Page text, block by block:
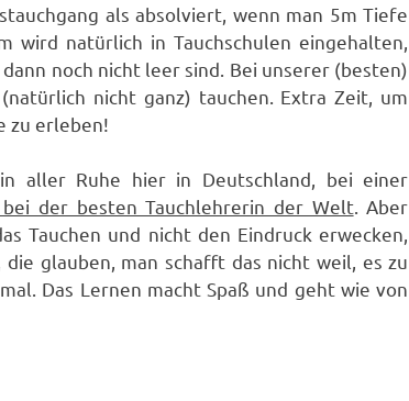
als absolviert, wenn man 5m Tiefe
natürlich in Tauchschulen eingehalten,
noch nicht leer sind. Bei unserer (besten)
nicht ganz) tauchen. Extra Zeit, um
zu erleben!
aller Ruhe hier in Deutschland, bei einer
der besten Tauchlehrerin der Welt. Aber
Tauchen und nicht den Eindruck erwecken,
glauben, man schafft das nicht weil, es zu
Das Lernen macht Spaß und geht wie von